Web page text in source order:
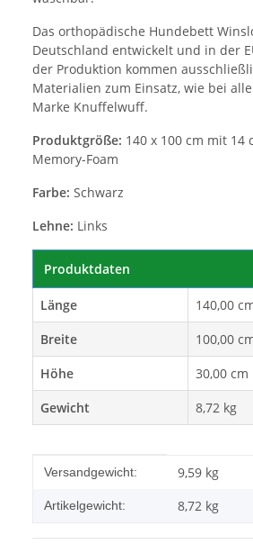
Das orthopädische Hundebett
Deutschland entwickelt und in der
der Produktion kommen
Materialien zum Einsatz, wie bei
Marke Knuffelwuff.
Produktgröße: 140 x 100 cm mit 14
Memory-Foam
Farbe: Schwarz
Lehne: Links
Produktdaten
Länge
140,00
Breite
100,00
Höhe
30,00 cm
Gewicht
8,72 kg
Produkteigenschaft
Wert
Versandgewicht: 9,59 kg
Artikelgewicht: 8,72 kg